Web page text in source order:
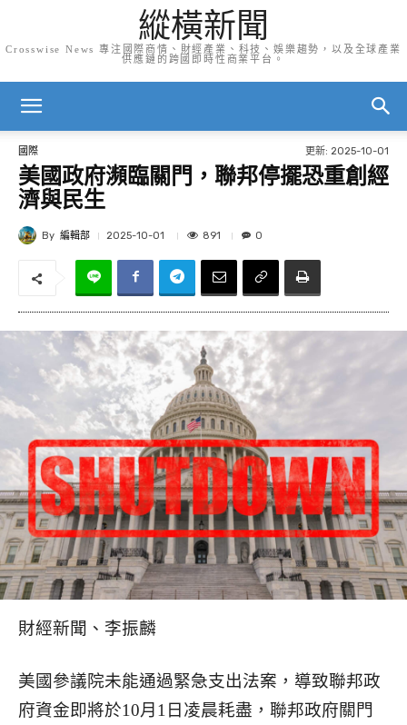
縱橫新聞
Crosswise News 專注國際商情、財經產業、科技、娛樂趨勢，以及全球產業
供應鏈的跨國即時性商業平台。
國際 更新: 2025-10-01
美國政府瀕臨關門，聯邦停擺恐重創經
濟與民生
By 編輯部 2025-10-01 891 0
財經新聞、李振麟
美國參議院未能通過緊急支出法案，導致聯邦政
府資金即將於10月1日凌晨耗盡，聯邦政府關門